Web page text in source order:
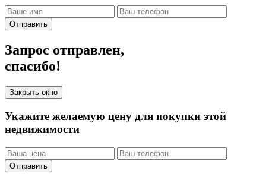
Отправить
Запрос отправлен,
спасибо!
Закрыть окно
Укажите желаемую цену для покупки этой
недвижимости
Отправить